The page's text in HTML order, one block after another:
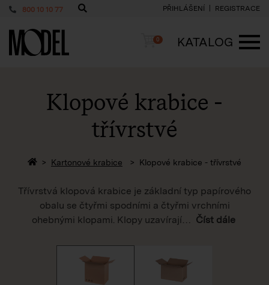
800 10 10 77 PŘIHLÁŠENÍ REGISTRACE
PackShop Košík
0
KATALOG
Klopové krabice -
třívrstvé
Zpět na homepage
Kartonové krabice Klopové krabice - třívrstvé
Třívrstvá klopová krabice je základní typ papírového
obalu se čtyřmi spodními a čtyřmi vrchními
ohebnými klopami. Klopy uzavírají… Číst dále